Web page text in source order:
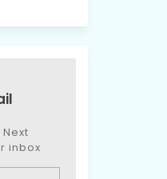
inbox